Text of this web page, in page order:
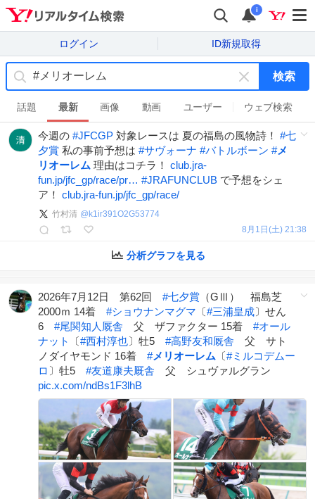
i
ログイン ID新規取得
キ
ー
ワ
ー
ド
消
検索
話題 最新 画像 動画 ユーザー ウェブ検索
今週の #JFCGP 対象レースは 夏の福島の風物詩！ #七
夕賞 私の事前予想は #サヴォーナ #バトルボーン #メ
リオーレム 理由はコチラ！ club.jra-
fun.jp/jfc_gp/race/pr… #JRAFUNCLUB で予想をシェ
ア！ club.jra-fun.jp/jfc_gp/race/
竹村清 @ k1ir391O2G53774
8月1日(土) 21:38
分析グラフを見る
2026年7月12日 第62回 #七夕賞 （GⅢ） 福島芝
2000ｍ 14着 #ショウナンマグマ 〔#三浦皇成〕せん
6 #尾関知人厩舎 父 ザファクター 15着 #オール
ナット
〔#西村淳也〕牡5 #高野友和厩舎 父 サト
ノダイヤモンド 16着 #メリオーレム 〔#ミルコデムー
ロ 〕牡5 #友道康夫厩舎 父 シュヴァルグラン
pic.x.com/ndBs1F3lhB